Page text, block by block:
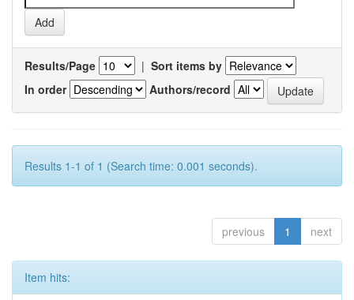
Results/Page | Sort items by
In order
Authors/record
Results 1-1 of 1 (Search time: 0.001 seconds).
previous 1 next
Item hits: